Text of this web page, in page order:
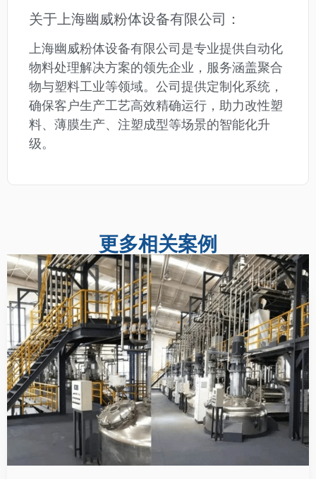
关于上海幽威粉体设备有限公司：
上海幽威粉体设备有限公司是专业提供自动化
物料处理解决方案的领先企业，服务涵盖聚合
物与塑料工业等领域。公司提供定制化系统，
确保客户生产工艺高效精确运行，助力改性塑
料、薄膜生产、注塑成型等场景的智能化升
级。
更多相关案例